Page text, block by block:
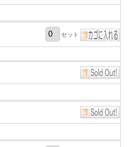
セット